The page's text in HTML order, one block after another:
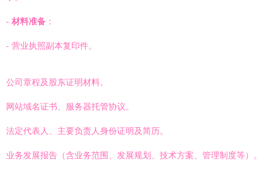
- 材料准备 ：
- 营业执照副本复印件。
公司章程及股东证明材料。
网站域名证书、服务器托管协议。
法定代表人、主要负责人身份证明及简历。
业务发展报告（含业务范围、发展规划、技术方案、管理制度等）。